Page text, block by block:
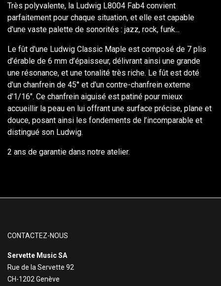
Très polyvalente, la Ludwig L8004 Fab4 convient
parfaitement pour chaque situation, et elle est capable
d'une vaste palette de sonorités : jazz, rock, funk...
Le fût d'une Ludwig Classic Maple est composé de 7 plis
d’érable de 6 mm d’épaisseur, délivrant ainsi une grande
une résonance, et une tonalité très riche. Le fût est doté
d'un chanfrein de 45° et d'un contre-chanfrein externe
d'1/16". Ce chanfrein aiguisé est patiné pour mieux
accueillir la peau en lui offrant une surface précise, plane et
douce, posant ainsi les fondements de l’incomparable et
distingué son Ludwig.
2 ans de garantie dans notre atelier.
CONTACTEZ-NOUS
Servette Music SA
Rue de la Servette 92
CH-1202 Genève